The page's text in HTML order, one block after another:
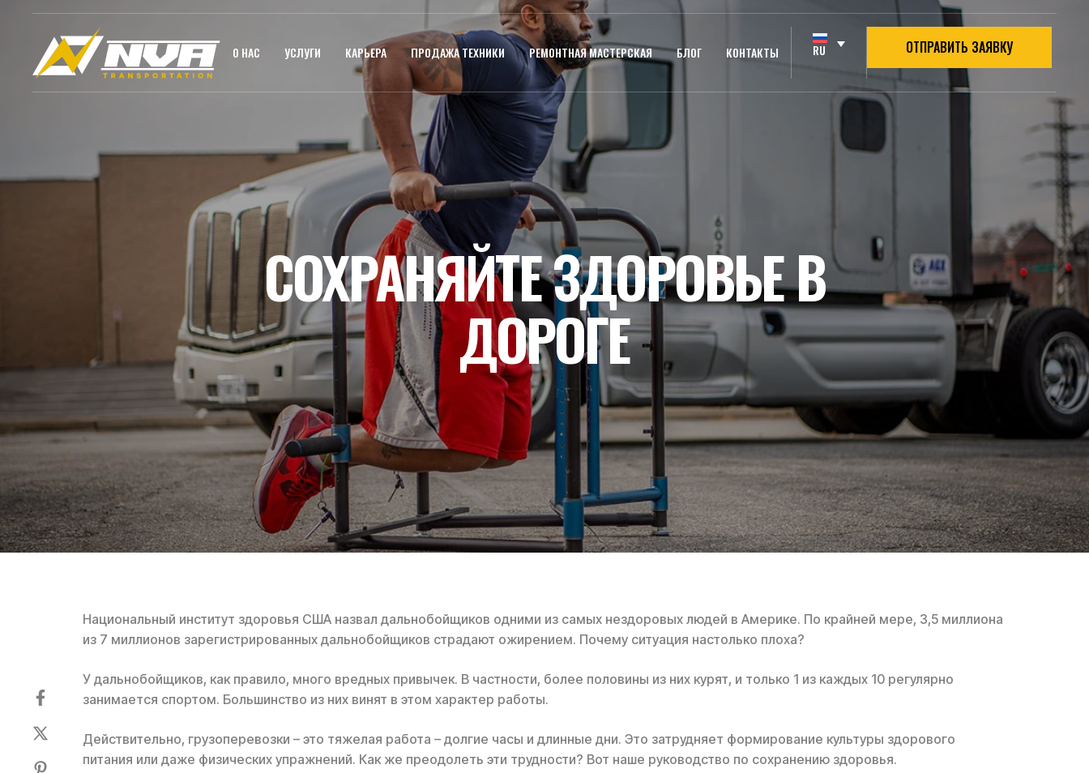
О НАС УСЛУГИ КАРЬЕРА ПРОДАЖА ТЕХНИКИ РЕМОНТНАЯ МАСТЕРСКАЯ БЛОГ КОНТАКТЫ RU ОТПРАВИТЬ ЗАЯВКУ
СОХРАНЯЙТЕ ЗДОРОВЬЕ В
ДОРОГЕ
Национальный институт здоровья США назвал дальнобойщиков одними из самых нездоровых людей в Америке. По крайней мере, 3,5 миллиона
из 7 миллионов зарегистрированных дальнобойщиков страдают ожирением. Почему ситуация настолько плоха?
У дальнобойщиков, как правило, много вредных привычек. В частности, более половины из них курят, и только 1 из каждых 10 регулярно
занимается спортом. Большинство из них винят в этом характер работы.
Действительно, грузоперевозки – это тяжелая работа – долгие часы и длинные дни. Это затрудняет формирование культуры здорового
питания или даже физических упражнений. Как же преодолеть эти трудности? Вот наше руководство по сохранению здоровья.